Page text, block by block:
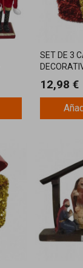
SET DE 3
12,98 €